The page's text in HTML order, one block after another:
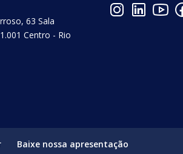
63 Sala
Centro - Rio
Baixe nossa apresentação